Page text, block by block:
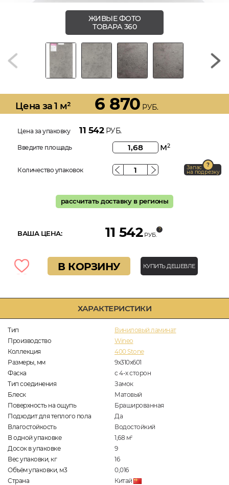
ХАРАКТЕРИСТИКИ
Тип
Виниловый ламинат
Производство
Wineo
Коллекция
400 Stone
Размеры, мм
9х310х601
Фаска
с 4-х сторон
Тип соединения
Замок
Блеск
Матовый
Поверхность на ощупь
Брашированная
Подходит для теплого пола
Да
Влагостойкость
Водостойкий
В одной упаковке
1,68 м2
Досок в упаковке
9
Вес упаковки, кг
16
Объём упаковки, м3
0,016
Страна
Китай
ЖИВЫЕ ФОТО
ТОВАРА 360
Цена за 1 м² 6 870 РУБ.
Цена за упаковку 11 542РУБ.
Введите площадь м2
Количество упаковок Запас
на подрезку
рассчитать доставку в регионы
ВАША ЦЕНА: 11 542 РУБ.
В КОРЗИНУ КУПИТЬ ДЕШЕВЛЕ